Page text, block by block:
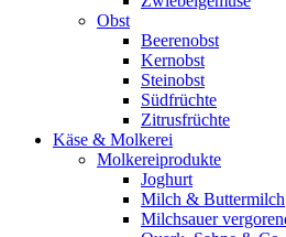
Obst
Beerenobst
Kernobst
Steinobst
Südfrüchte
Zitrusfrüchte
Käse & Molkerei
Molkereiprodukte
Joghurt
Milch & Buttermilch
Milchsauer